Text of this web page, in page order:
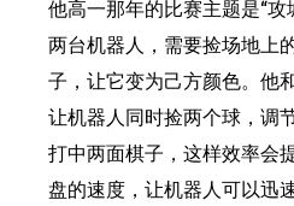
他高一那年的比赛主题是“
两台机器人，需要捡场地上
子，让它变为己方颜色。他
让机器人同时捡两个球，调
打中两面棋子，这样效率会
盘的速度，让机器人可以迅